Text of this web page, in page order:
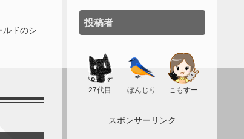
ルドのシ
投稿者
27代目 ぼんじり こもすー
スポンサーリンク